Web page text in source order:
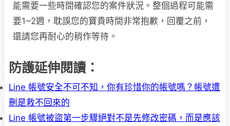
能需要一些時間確認您的案件狀況。整個過程可能需
要1~2週，耽誤您的寶貴時間非常抱歉，回覆之前，
還請您再耐心的稍作等待。
防護延伸閱讀：
Line 帳號安全不可不知，你有珍惜你的帳號嗎？帳號遭
刪是救不回來的
Line 帳號被盜第一步驟絕對不是先修改密碼，而是應該